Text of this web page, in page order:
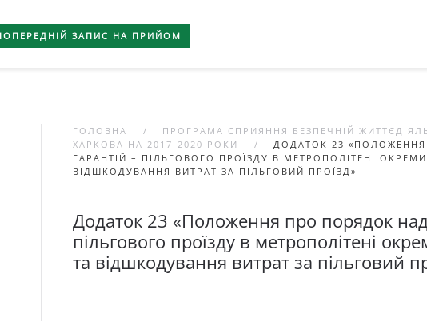
ЗАПИС НА ПРИЙОМ
ГОЛОВНА
ПРОГРАМА СПРИЯННЯ БЕЗПЕЧНІЙ
ХАРКОВА НА 2017-2020 РОКИ
ДОДАТОК 23
ГАРАНТІЙ – ПІЛЬГОВОГО ПРОЇЗДУ В МЕТРОПОЛІТЕНІ
ВІДШКОДУВАННЯ ВИТРАТ ЗА ПІЛЬГОВИЙ ПРОЇЗД»
Додаток 23 «Положення про порядок
пільгового проїзду в метрополітені
та відшкодування витрат за пільговий